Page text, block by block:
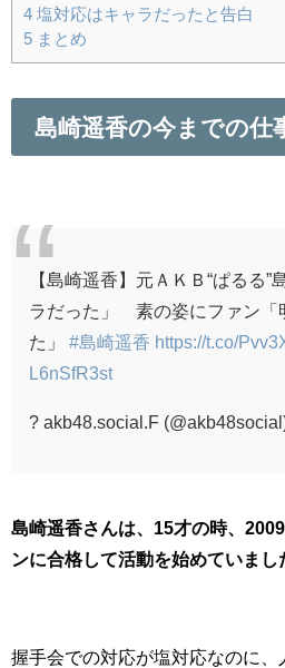
4 塩対応はキャラだったと告白
5 まとめ
島崎遥香の今までの仕
【島崎遥香】元ＡＫＢ“ぱるる
ラだった」 素の姿にファン「
た」 #島崎遥香 https://t.co/
L6nSfR3st
? akb48.social.F
島崎遥香さんは、15才の時、
ンに合格して活動を始めていまし
握手会での対応が塩対応なのに